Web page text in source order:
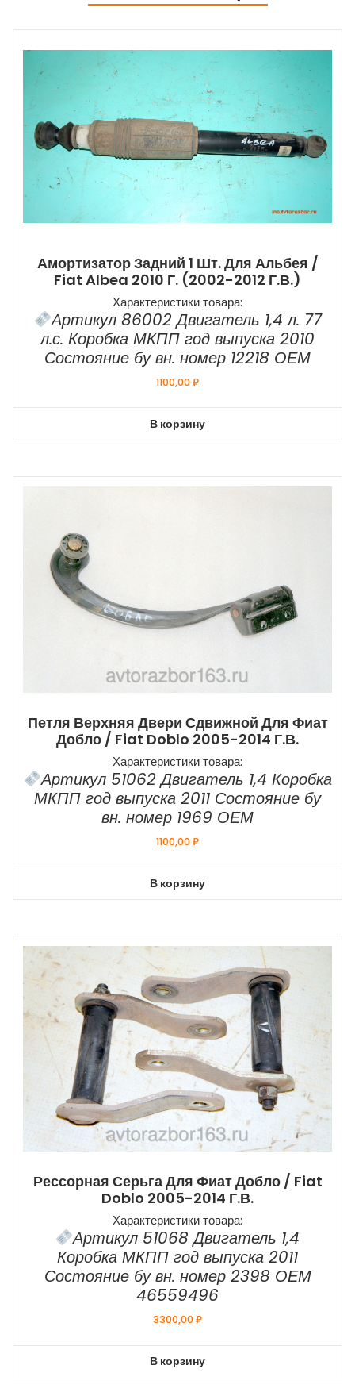
Амортизатор Задний 1 Шт. Для Альбея /
Fiat Albea 2010 Г. (2002-2012 Г.в.)
Характеристики товара:
Артикул 86002 Двигатель 1,4 л. 77
л.с. Коробка МКПП год выпуска 2010
Состояние бу вн. номер 12218 ОЕМ
1100,00₽
В корзину
Петля Верхняя Двери Сдвижной Для Фиат
Добло / Fiat Doblo 2005-2014 Г.в.
Характеристики товара:
Артикул 51062 Двигатель 1,4 Коробка
МКПП год выпуска 2011 Состояние бу
вн. номер 1969 ОЕМ
1100,00₽
В корзину
Рессорная Серьга Для Фиат Добло / Fiat
Doblo 2005-2014 Г.в.
Характеристики товара:
Артикул 51068 Двигатель 1,4
Коробка МКПП год выпуска 2011
Состояние бу вн. номер 2398 ОЕМ
46559496
3300,00₽
В корзину